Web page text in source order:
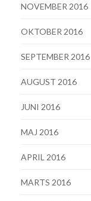
NOVEMBER 2016
OKTOBER 2016
SEPTEMBER 2016
AUGUST 2016
JUNI 2016
MAJ 2016
APRIL 2016
MARTS 2016